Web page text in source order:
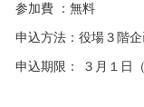
参加費 ：無料
申込方法：役場３階
申込期限： ３月１日